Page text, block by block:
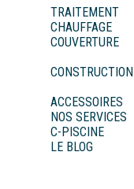
TRAITEMENT
CHAUFFAGE
COUVERTURE
CONSTRUCTION
ACCESSOIRES
NOS SERVICES
C-PISCINE
LE BLOG